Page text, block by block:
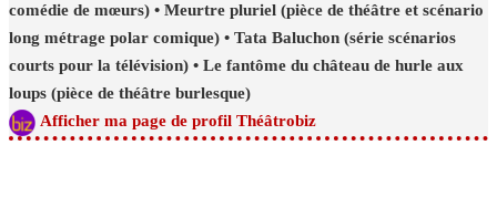
comédie de mœurs) • Meurtre pluriel (pièce de théâtre et scénario
long métrage polar comique) • Tata Baluchon (série scénarios
courts pour la télévision) • Le fantôme du château de hurle aux
loups (pièce de théâtre burlesque)
Afficher ma page de profil Théâtrobiz